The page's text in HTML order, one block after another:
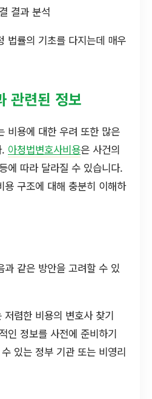
결과 분석
법률의 기초를 다지는데 매우
관련된 정보
비용에 대한 우려 또한 많은
아청법변호사비용은 사건의
에 따라 달라질 수 있습니다.
용 구조에 대해 충분히 이해하
과 같은 방안을 고려할 수 있
저렴한 비용의 변호사 찾기
인 정보를 사전에 준비하기
있는 정부 기관 또는 비영리